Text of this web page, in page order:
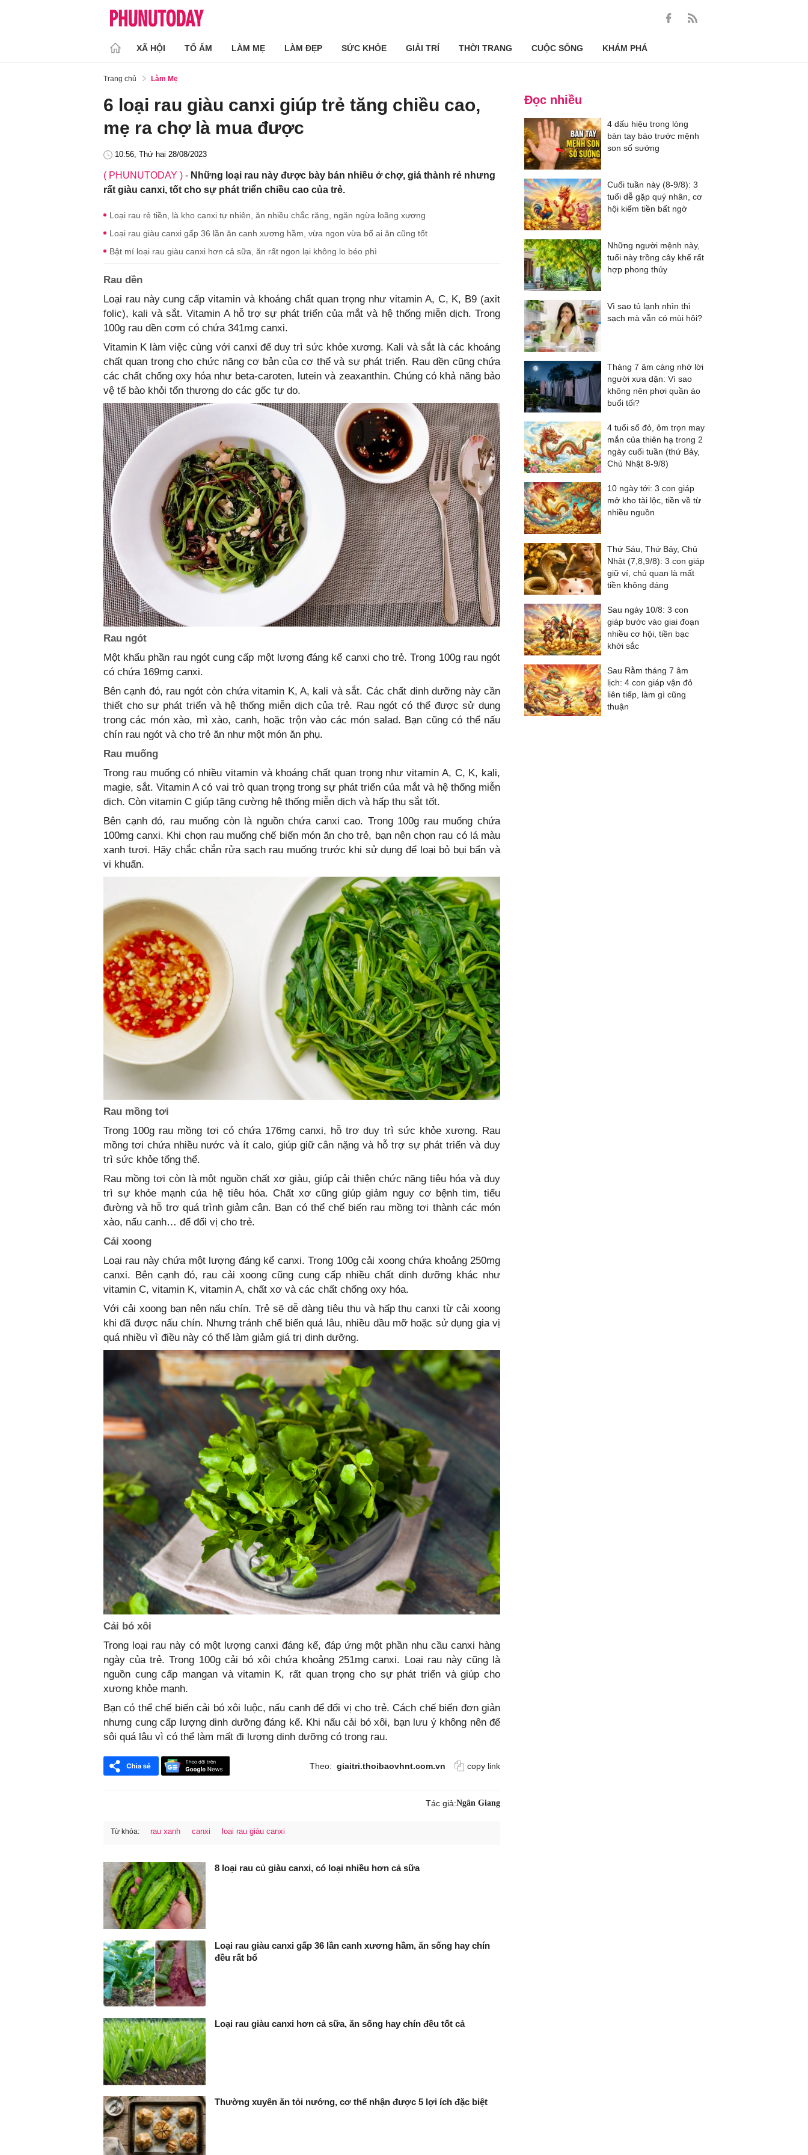
XÃ HỘI TỔ ẤM LÀM MẸ LÀM ĐẸP SỨC KHỎE GIẢI TRÍ THỜI TRANG CUỘC SỐNG KHÁM PHÁ
Trang chủ Làm Mẹ
6 loại rau giàu canxi giúp trẻ tăng chiều cao,
mẹ ra chợ là mua được
10:56, Thứ hai 28/08/2023
( PHUNUTODAY ) - Những loại rau này được bày bán nhiều ở chợ, giá thành rẻ nhưng
rất giàu canxi, tốt cho sự phát triển chiều cao của trẻ.
Loại rau rẻ tiền, là kho canxi tự nhiên, ăn nhiều chắc răng, ngăn ngừa loãng xương
Loại rau giàu canxi gấp 36 lần ăn canh xương hầm, vừa ngon vừa bổ ai ăn cũng tốt
Bật mí loại rau giàu canxi hơn cả sữa, ăn rất ngon lại không lo béo phì
Rau dền
Loại rau này cung cấp vitamin và khoáng chất quan trọng như vitamin A, C, K, B9 (axit
folic), kali và sắt. Vitamin A hỗ trợ sự phát triển của mắt và hệ thống miễn dịch. Trong
100g rau dền cơm có chứa 341mg canxi.
Vitamin K làm việc cùng với canxi để duy trì sức khỏe xương. Kali và sắt là các khoáng
chất quan trọng cho chức năng cơ bản của cơ thể và sự phát triển. Rau dền cũng chứa
các chất chống oxy hóa như beta-caroten, lutein và zeaxanthin. Chúng có khả năng bảo
vệ tế bào khỏi tổn thương do các gốc tự do.
Rau ngót
Một khẩu phần rau ngót cung cấp một lượng đáng kể canxi cho trẻ. Trong 100g rau ngót
có chứa 169mg canxi.
Bên cạnh đó, rau ngót còn chứa vitamin K, A, kali và sắt. Các chất dinh dưỡng này cần
thiết cho sự phát triển và hệ thống miễn dịch của trẻ. Rau ngót có thể được sử dụng
trong các món xào, mì xào, canh, hoặc trộn vào các món salad. Bạn cũng có thể nấu
chín rau ngót và cho trẻ ăn như một món ăn phụ.
Rau muống
Trong rau muống có nhiều vitamin và khoáng chất quan trọng như vitamin A, C, K, kali,
magie, sắt. Vitamin A có vai trò quan trọng trong sự phát triển của mắt và hệ thống miễn
dịch. Còn vitamin C giúp tăng cường hệ thống miễn dịch và hấp thụ sắt tốt.
Bên cạnh đó, rau muống còn là nguồn chứa canxi cao. Trong 100g rau muống chứa
100mg canxi. Khi chọn rau muống chế biến món ăn cho trẻ, bạn nên chọn rau có lá màu
xanh tươi. Hãy chắc chắn rửa sạch rau muống trước khi sử dụng để loại bỏ bụi bẩn và
vi khuẩn.
Rau mồng tơi
Trong 100g rau mồng tơi có chứa 176mg canxi, hỗ trợ duy trì sức khỏe xương. Rau
mồng tơi chứa nhiều nước và ít calo, giúp giữ cân nặng và hỗ trợ sự phát triển và duy
trì sức khỏe tổng thể.
Rau mồng tơi còn là một nguồn chất xơ giàu, giúp cải thiện chức năng tiêu hóa và duy
trì sự khỏe mạnh của hệ tiêu hóa. Chất xơ cũng giúp giảm nguy cơ bệnh tim, tiểu
đường và hỗ trợ quá trình giảm cân. Bạn có thể chế biến rau mồng tơi thành các món
xào, nấu canh… để đổi vị cho trẻ.
Cải xoong
Loại rau này chứa một lượng đáng kể canxi. Trong 100g cải xoong chứa khoảng 250mg
canxi. Bên cạnh đó, rau cải xoong cũng cung cấp nhiều chất dinh dưỡng khác như
vitamin C, vitamin K, vitamin A, chất xơ và các chất chống oxy hóa.
Với cải xoong bạn nên nấu chín. Trẻ sẽ dễ dàng tiêu thụ và hấp thụ canxi từ cải xoong
khi đã được nấu chín. Nhưng tránh chế biến quá lâu, nhiều dầu mỡ hoặc sử dụng gia vị
quá nhiều vì điều này có thể làm giảm giá trị dinh dưỡng.
Cải bó xôi
Trong loại rau này có một lượng canxi đáng kể, đáp ứng một phần nhu cầu canxi hàng
ngày của trẻ. Trong 100g cải bó xôi chứa khoảng 251mg canxi. Loại rau này cũng là
nguồn cung cấp mangan và vitamin K, rất quan trọng cho sự phát triển và giúp cho
xương khỏe mạnh.
Bạn có thể chế biến cải bó xôi luộc, nấu canh để đổi vị cho trẻ. Cách chế biến đơn giản
nhưng cung cấp lượng dinh dưỡng đáng kể. Khi nấu cải bó xôi, bạn lưu ý không nên để
sôi quá lâu vì có thể làm mất đi lượng dinh dưỡng có trong rau.
Theo: giaitri.thoibaovhnt.com.vn copy link
Tác giả:Ngân Giang
Từ khóa: rau xanh canxi loại rau giàu canxi
8 loại rau củ giàu canxi, có loại nhiều hơn cả sữa
Loại rau giàu canxi gấp 36 lần canh xương hầm, ăn sống hay chín
đều rất bổ
Loại rau giàu canxi hơn cả sữa, ăn sống hay chín đều tốt cả
Thường xuyên ăn tỏi nướng, cơ thể nhận được 5 lợi ích đặc biệt
Đọc nhiều
4 dấu hiệu trong lòng
bàn tay báo trước mệnh
son số sướng
Cuối tuần này (8-9/8): 3
tuổi dễ gặp quý nhân, cơ
hội kiếm tiền bất ngờ
Những người mệnh này,
tuổi này trồng cây khế rất
hợp phong thủy
Vì sao tủ lạnh nhìn thì
sạch mà vẫn có mùi hôi?
Tháng 7 âm càng nhớ lời
người xưa dặn: Vì sao
không nên phơi quần áo
buổi tối?
4 tuổi số đỏ, ôm trọn may
mắn của thiên hạ trong 2
ngày cuối tuần (thứ Bảy,
Chủ Nhật 8-9/8)
10 ngày tới: 3 con giáp
mở kho tài lộc, tiền về từ
nhiều nguồn
Thứ Sáu, Thứ Bảy, Chủ
Nhật (7,8,9/8): 3 con giáp
giữ ví, chủ quan là mất
tiền không đáng
Sau ngày 10/8: 3 con
giáp bước vào giai đoạn
nhiều cơ hội, tiền bạc
khởi sắc
Sau Rằm tháng 7 âm
lịch: 4 con giáp vận đỏ
liên tiếp, làm gì cũng
thuận